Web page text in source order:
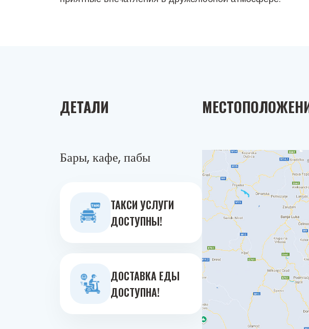
ДЕТАЛИ
Бары, кафе, пабы
ТАКСИ УСЛУГИ
ДОСТУПНЫ!
ДОСТАВКА ЕДЫ
ДОСТУПНА!